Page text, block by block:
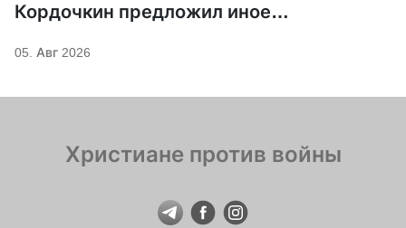
Кордочкин предложил иное
Саровского
05. Авг 2026
Христиане против войны